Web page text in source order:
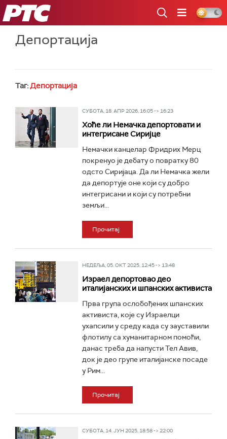
РТС
Депортација
Таг:Депортација
СУБОТА, 18. АПР 2026, 16:05 -> 16:23
Хоће ли Немачка депортовати и
интегрисане Сиријце
Немачки канцелар Фридрих Мерц
покренуо је дебату о повратку 80
одсто Сиријаца. Да ли Немачка жели
да депортује оне који су добро
интегрисани и који су потребни
земљи...
Прочитај
НЕДЕЉА, 05. ОКТ 2025, 12:45 -> 13:48
Израел депортовао део
италијанских и шпанских активиста
Прва група ослобођених шпанских
активиста, које су Израелци
ухапсили у среду када су зауставили
флотилу са хуманитарном помоћи,
данас треба да напусти Тел Авив,
док је део групе италијанске посаде
у Рим...
Прочитај
СУБОТА, 14. ЈУН 2025, 18:58 -> 22:00